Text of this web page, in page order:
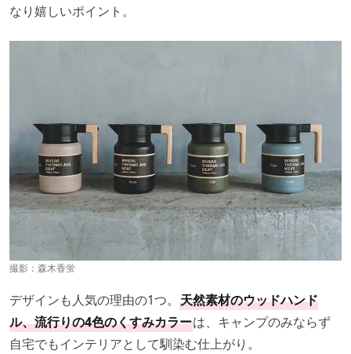
なり嬉しいポイント。
撮影：森木香蛍
デザインも人気の理由の1つ。 天然素材のウッドハンド
ル、流行りの4色のくすみカラーは、キャンプのみならず
自宅でもインテリアとして馴染む仕上がり。